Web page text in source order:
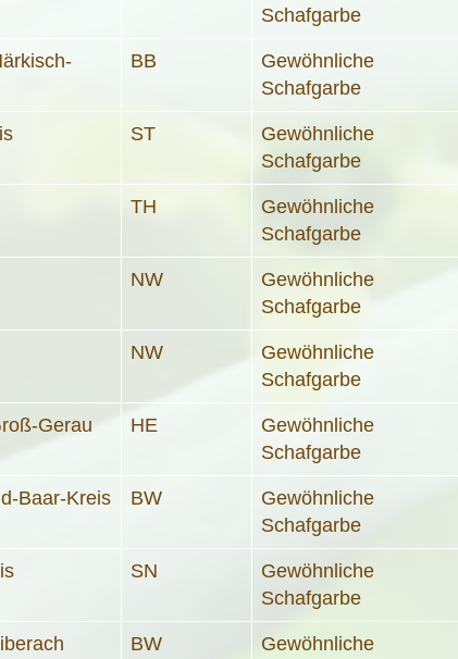
Schafgarbe
BB
Gewöhnliche
Schafgarbe
ST
Gewöhnliche
Schafgarbe
TH
Gewöhnliche
Schafgarbe
NW
Gewöhnliche
Schafgarbe
NW
Gewöhnliche
Schafgarbe
Gerau HE
Gewöhnliche
Schafgarbe
Baar-Kreis BW
Gewöhnliche
Schafgarbe
SN
Gewöhnliche
Schafgarbe
BW
Gewöhnliche